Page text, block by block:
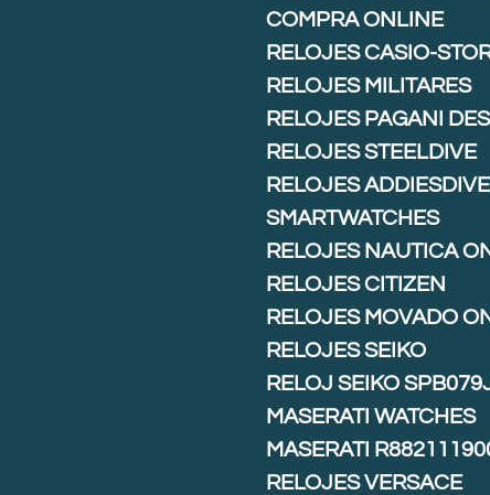
COMPRA ONLINE
RELOJES CASIO-
RELOJES MILITARES
RELOJES PAGANI
RELOJES STEELDIVE
RELOJES ADDIESDIVE
SMARTWATCHES
RELOJES NAUTICA
RELOJES CITIZEN
RELOJES MOVADO
RELOJES SEIKO
RELOJ SEIKO
MASERATI WATCHES
MASERATI
RELOJES VERSACE